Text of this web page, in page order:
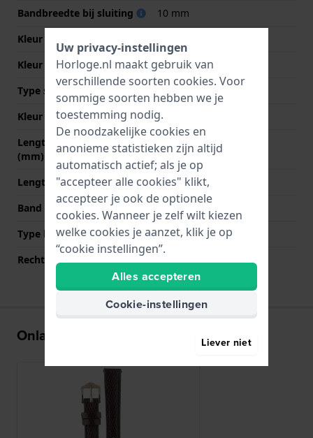
Bandbreedte bij sluiting
10 mm
Kleur Band
Kleur stiksel
Bruin
Type sluiting
Kleur sluiting
Goud
Lengte band op 12 uur
(mm)
70 mm
Lengte band op 6 uur (mm) 110 mm
Band maat
Type bevestiging
Quick release pushpins
Rechte bandaanzet
Onlangs bekeken
Uw privacy-instellingen
Horloge.nl maakt gebruik van
verschillende soorten cookies. Voor
sommige soorten hebben we je
toestemming nodig.
De noodzakelijke cookies en
anonieme statistieken zijn altijd
automatisch actief; als je op
"accepteer alle cookies" klikt,
accepteer je ook de optionele
cookies. Wanneer je zelf wilt kiezen
welke cookies je aanzet, klik je op
“cookie instellingen”.
Alles accepteren
Cookie-instellingen
Liever niet